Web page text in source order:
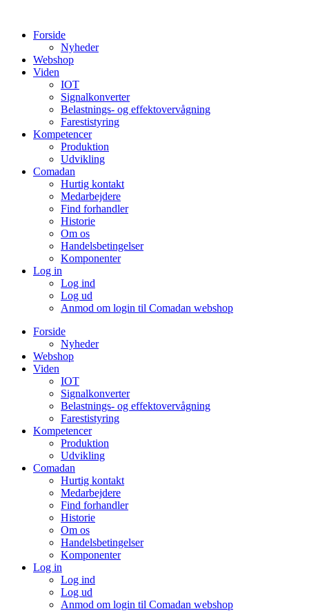
indholdForside
Nyheder
Webshop
Viden
IOT
Signalkonverter
Belastnings- og effektovervågning
Farestistyring
Kompetencer
Produktion
Udvikling
Comadan
Hurtig kontakt
Medarbejdere
Find forhandler
Historie
Om os
Handelsbetingelser
Komponenter
Log in
Log ind
Log ud
Anmod om login til Comadan webshop
Forside
Nyheder
Webshop
Viden
IOT
Signalkonverter
Belastnings- og effektovervågning
Farestistyring
Kompetencer
Produktion
Udvikling
Comadan
Hurtig kontakt
Medarbejdere
Find forhandler
Historie
Om os
Handelsbetingelser
Komponenter
Log in
Log ind
Log ud
Anmod om login til Comadan webshop